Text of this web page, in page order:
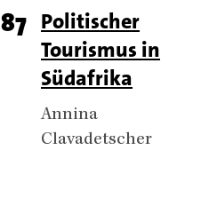
Page
number
87 Titel
Politischer
Tourismus in
Südafrika
Authors
Annina
Clavadetscher